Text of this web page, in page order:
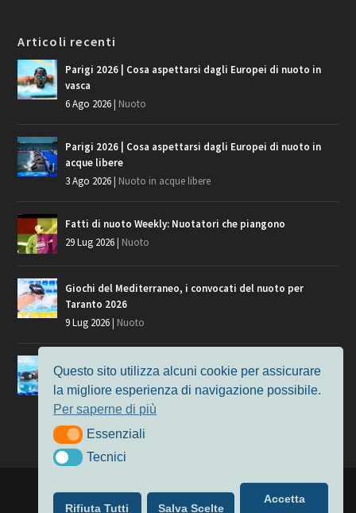
Articoli recenti
Parigi 2026 | Cosa aspettarsi dagli Europei di nuoto in
vasca
6 Ago 2026| Nuoto
Parigi 2026 | Cosa aspettarsi dagli Europei di nuoto in
acque libere
3 Ago 2026| Nuoto in acque libere
Fatti di nuoto Weekly: Nuotatori che piangono
29 Lug 2026| Nuoto
Giochi del Mediterraneo, i convocati del nuoto per
Taranto 2026
9 Lug 2026| Nuoto
Europei di Nuoto Parigi 2026: fra veterani e giovani, chi
7 Lug 2026
Nuoto
| Alimentato da
Nuoto
MasterS Podcast Il Nuoto in Cifre
Questo sito utilizza alcuni cookie per assicurare
la migliore esperienza di navigazione possibile.
Per saperne di più
EssenzialiEssenziali
TecniciTecnici
Rifiuta Tutti Salva Scelte
Accetta